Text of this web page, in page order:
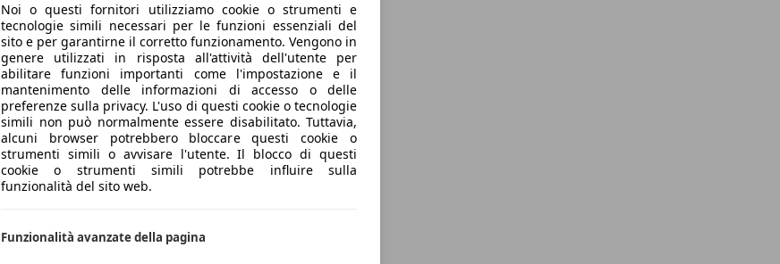
Noi o questi fornitori utilizziamo cookie o strumenti e
tecnologie simili necessari per le funzioni essenziali del
sito e per garantirne il corretto funzionamento. Vengono in
genere utilizzati in risposta all'attività dell'utente per
abilitare funzioni importanti come l'impostazione e il
mantenimento delle informazioni di accesso o delle
preferenze sulla privacy. L'uso di questi cookie o tecnologie
simili non può normalmente essere disabilitato. Tuttavia,
alcuni browser potrebbero bloccare questi cookie o
strumenti simili o avvisare l'utente. Il blocco di questi
cookie o strumenti simili potrebbe influire sulla
funzionalità del sito web.
Funzionalità avanzate della pagina